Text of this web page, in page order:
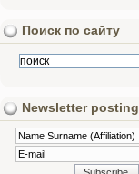
Поиск по сайту
Newsletter posting